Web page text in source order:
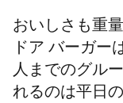
おいしさも重
ドア バーガー
人までのグル
れるのは平日